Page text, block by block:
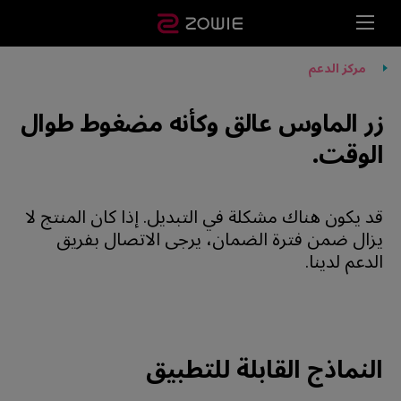
مركز الدعم
زر الماوس عالق وكأنه مضغوط طوال
الوقت.
قد يكون هناك مشكلة في التبديل. إذا كان المنتج لا
يزال ضمن فترة الضمان، يرجى الاتصال بفريق
الدعم لدينا.
النماذج القابلة للتطبيق